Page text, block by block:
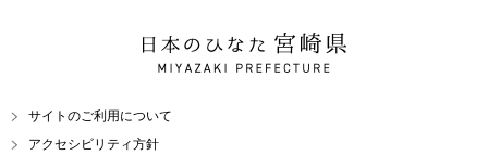
日本のひなた 宮崎県
MIYAZAKI PREFECTURE
サイトのご利用について
アクセシビリティ方針